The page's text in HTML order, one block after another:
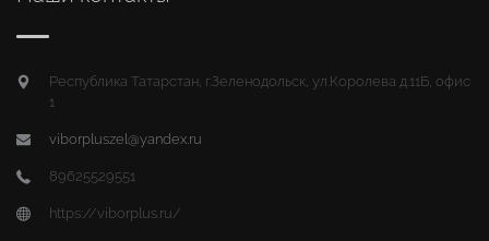
Республика Татарстан, г.Зеленодольск, ул.Королева д.11Б, офис
1
viborpluszel@yandex.ru
89625529551
https://viborplus.ru/